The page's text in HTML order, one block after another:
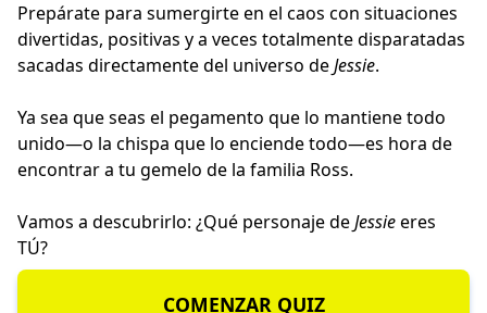
Prepárate para sumergirte en el caos con situaciones
divertidas, positivas y a veces totalmente disparatadas
sacadas directamente del universo deJessie.
Ya sea que seas el pegamento que lo mantiene todo
unido—o la chispa que lo enciende todo—es hora de
encontrar a tu gemelo de la familia Ross.
Vamos a descubrirlo: ¿Qué personaje deJessieeres
TÚ?
COMENZAR QUIZ